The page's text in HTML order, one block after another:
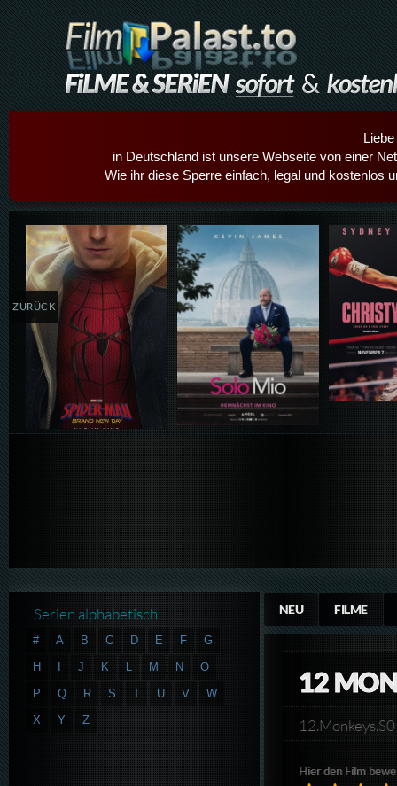
in Deutschland ist unsere Webseite von einer
Wie ihr diese Sperre einfach, legal und kostenlos
Details,Play Details,Play
ZURÜCK
NEU FILME
12
Hier den Film
Serien alphabetisch
# A B C D E F
G
H
I J K L M N
O
P
Q R S T U V
W
X
Y Z